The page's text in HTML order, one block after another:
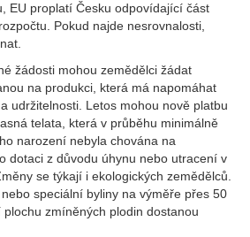
EU proplatí Česku odpovídající část
Pokud najde nesrovnalosti,
žádosti mohou zemědělci žádat
na produkci, která má napomáhat
udržitelnosti. Letos mohou nově platbu
telata, která v průběhu minimálně
narození nebyla chována na
dotaci z důvodu úhynu nebo utracení v
se týkají i ekologických zemědělců.
speciální byliny na výměře přes 50
zmíněných plodin dostanou